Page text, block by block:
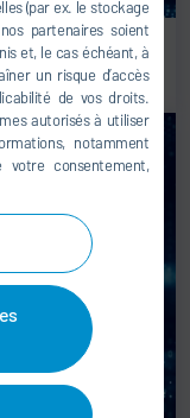
(par ex. le stockage
partenaires soient
et, le cas échéant, à
un risque d’accès
de vos droits.
autorisés à utiliser
notamment
consentement,